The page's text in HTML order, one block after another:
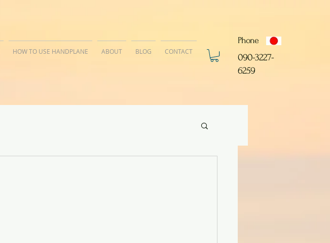
​090-3227-
6259
Phone
HOW TO USE HANDPLANE ABOUT BLOG CONTACT